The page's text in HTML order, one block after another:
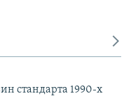
стандарта 1990-х